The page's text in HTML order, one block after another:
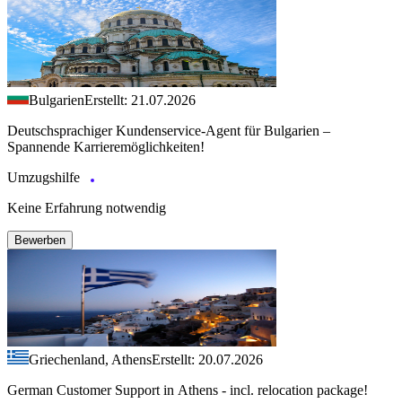
BulgarienErstellt: 21.07.2026
Deutschsprachiger Kundenservice-Agent für Bulgarien –
Spannende Karrieremöglichkeiten!
Umzugshilfe
Keine Erfahrung notwendig
Bewerben
Griechenland, AthensErstellt: 20.07.2026
German Customer Support in Athens - incl. relocation package!